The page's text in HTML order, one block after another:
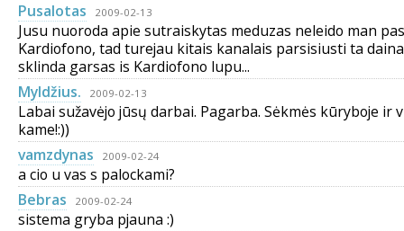
Pusalotas
2009-02-13
Jusu nuoroda apie sutraiskytas meduzas neleido man
Kardiofono, tad turejau kitais kanalais parsisiusti ta
sklinda garsas is Kardiofono lupu...
Myldžius.
2009-02-13
Labai sužavėjo jūsų darbai. Pagarba. Sėkmės kūryboje ir
kame!:))
vamzdynas
2009-02-24
a cio u vas s palockami?
Bebras
2009-02-24
sistema gryba pjauna :)